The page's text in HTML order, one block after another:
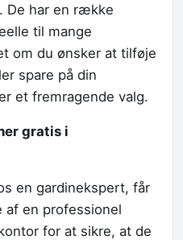
De har en række
til mange
om du ønsker at tilføje
spare på din
et fremragende valg.
gratis i
en gardinekspert, får
af en professionel
for at sikre, at de